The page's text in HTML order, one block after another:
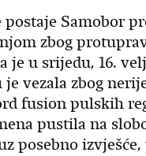
Samobor
zbog
je u srijedu, 16.
vezala zbog
fusion pulskih
pustila na
posebno